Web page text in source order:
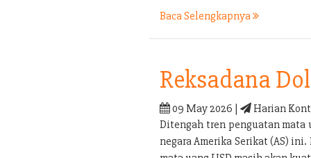
Baca Selengkapnya
Reksadana
09 May 2026 |
Harian
Ditengah tren penguatan mata
negara Amerika Serikat (AS)